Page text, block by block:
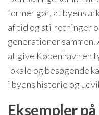
former gør, at byens
af tid og stilretninger
generationer
at give København en
lokale og besøgende
i byens historie og
Eksempler